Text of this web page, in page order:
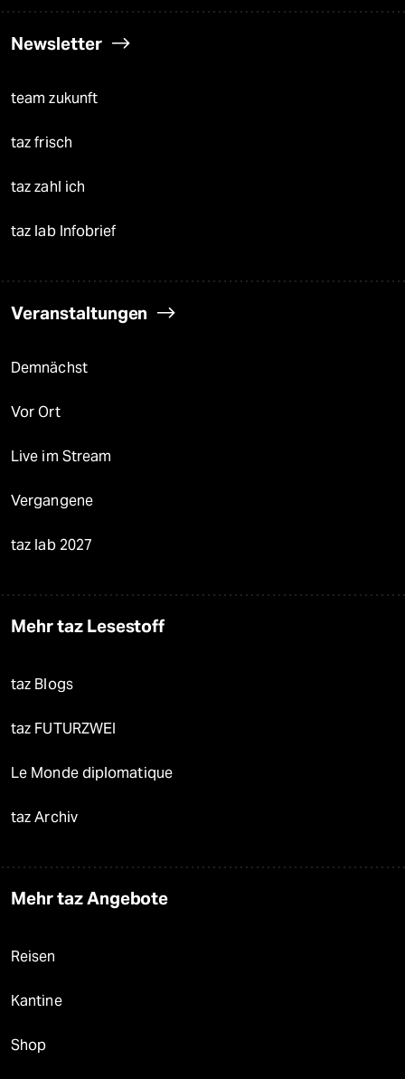
Newsletter
team zukunft
taz frisch
taz zahl ich
taz lab Infobrief
Veranstaltungen
Demnächst
Vor Ort
Live im Stream
Vergangene
taz lab 2027
Mehr taz Lesestoff
taz Blogs
taz FUTURZWEI
Le Monde diplomatique
taz Archiv
Mehr taz Angebote
Reisen
Kantine
Shop